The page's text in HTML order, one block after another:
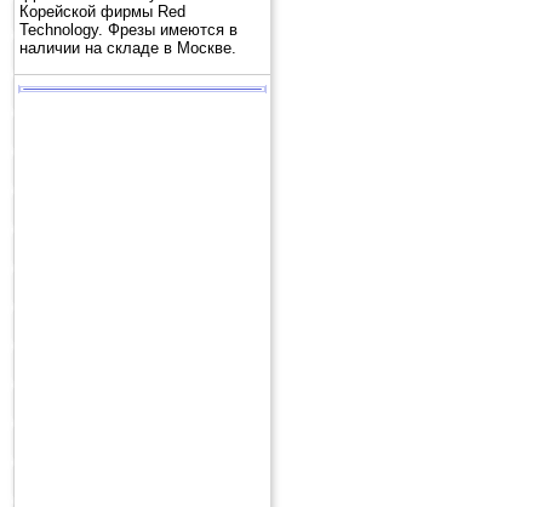
Корейской фирмы Red
Technology. Фрезы имеются в
наличии на складе в Москве.